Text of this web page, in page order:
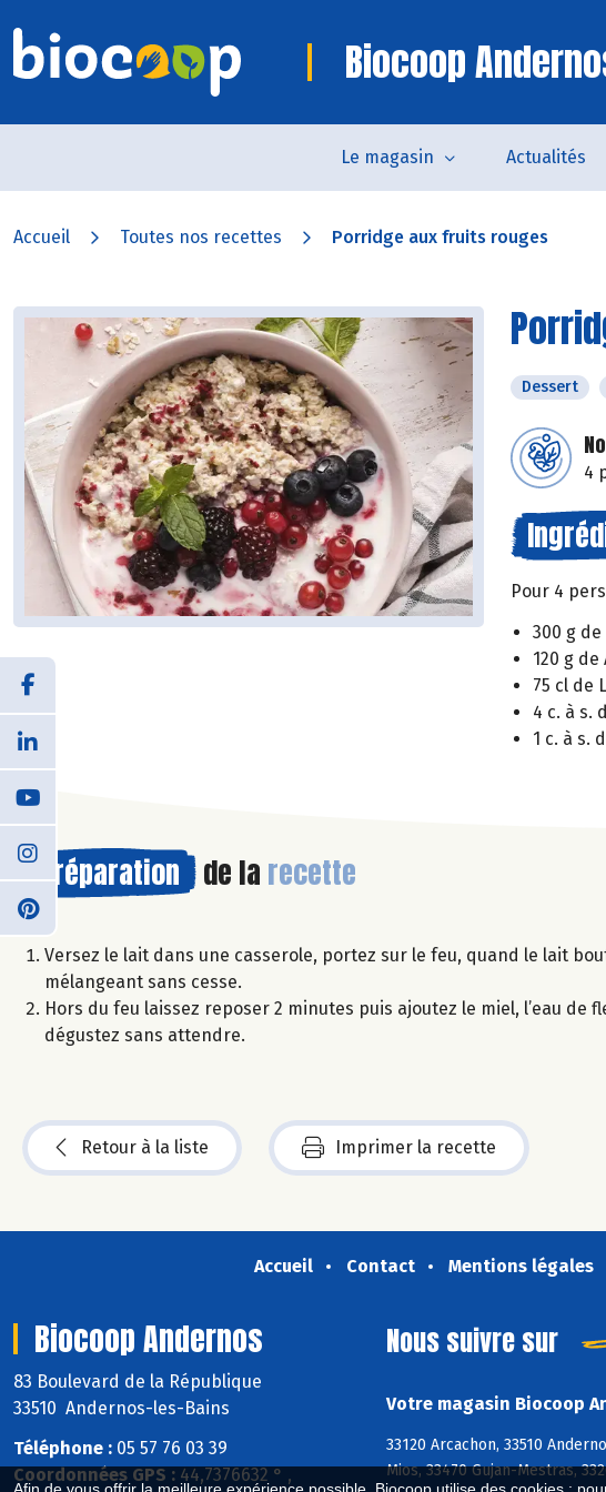
Biocoop
Le magasin Actualités
Accueil Toutes nos recettes Porridge aux fruits rouges
Dessert
4
Pour 4
300 g
120 g de
75 cl de
4 c. à s.
1 c. à s.
Préparation de la recette
Versez le lait dans une casserole, portez sur le feu, quand le lait
mélangeant sans cesse.
Hors du feu laissez reposer 2 minutes puis ajoutez le miel, l’eau
dégustez sans attendre.
Retour à la liste Imprimer la recette
Accueil Contact Mentions légales
Biocoop Andernos
83 Boulevard de la République
33510 Andernos-les-Bains
Téléphone : 05 57 76 03 39
Coordonnées GPS : 44,7376632 ° ,
Nous suivre sur
Votre magasin Biocoop
33120 Arcachon, 33510
Mios, 33470 Gujan-Mestras,